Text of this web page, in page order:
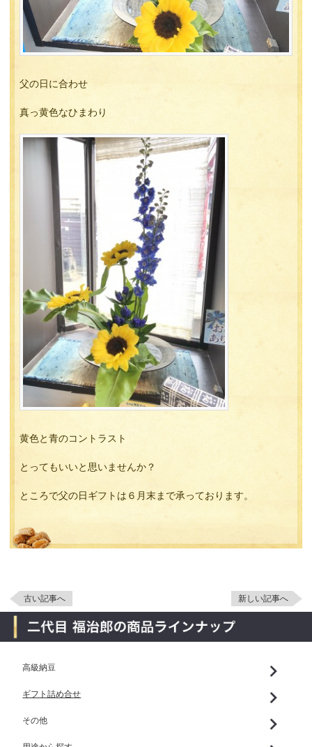
父の日に合わせ
真っ黄色なひまわり
黄色と青のコントラスト
とってもいいと思いませんか？
ところで父の日ギフトは６月末まで承っております。
古い記事へ 新しい記事へ
高級納豆
ギフト詰め合せ
その他